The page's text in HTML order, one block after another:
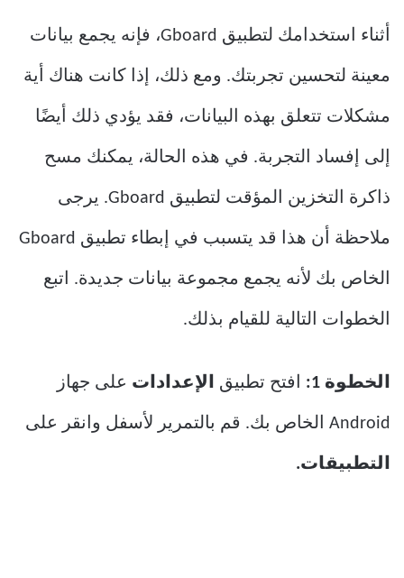
أثناء استخدامك لتطبيق Gboard، فإنه يجمع بيانات
معينة لتحسين تجربتك. ومع ذلك، إذا كانت هناك أية
مشكلات تتعلق بهذه البيانات، فقد يؤدي ذلك أيضًا
إلى إفساد التجربة. في هذه الحالة، يمكنك مسح
ذاكرة التخزين المؤقت لتطبيق Gboard. يرجى
ملاحظة أن هذا قد يتسبب في إبطاء تطبيق Gboard
الخاص بك لأنه يجمع مجموعة بيانات جديدة. اتبع
الخطوات التالية للقيام بذلك.
الخطوة 1: افتح تطبيق الإعدادات على جهاز
Android الخاص بك. قم بالتمرير لأسفل وانقر على
التطبيقات.